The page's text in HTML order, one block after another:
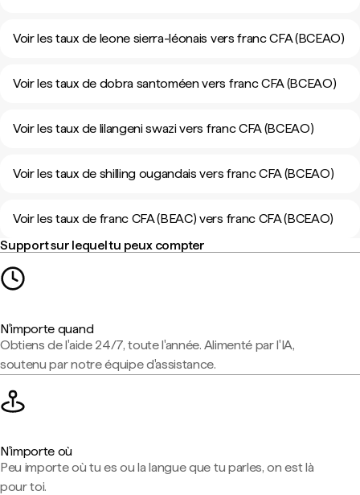
Voir les taux de leone sierra-léonais vers franc CFA (BCEAO)
Voir les taux de dobra santoméen vers franc CFA (BCEAO)
Voir les taux de lilangeni swazi vers franc CFA (BCEAO)
Voir les taux de shilling ougandais vers franc CFA (BCEAO)
Voir les taux de franc CFA (BEAC) vers franc CFA (BCEAO)
Support sur lequel tu peux compter
N'importe quand
Obtiens de l'aide 24/7, toute l'année. Alimenté par l'IA,
soutenu par notre équipe d'assistance.
N'importe où
Peu importe où tu es ou la langue que tu parles, on est là
pour toi.